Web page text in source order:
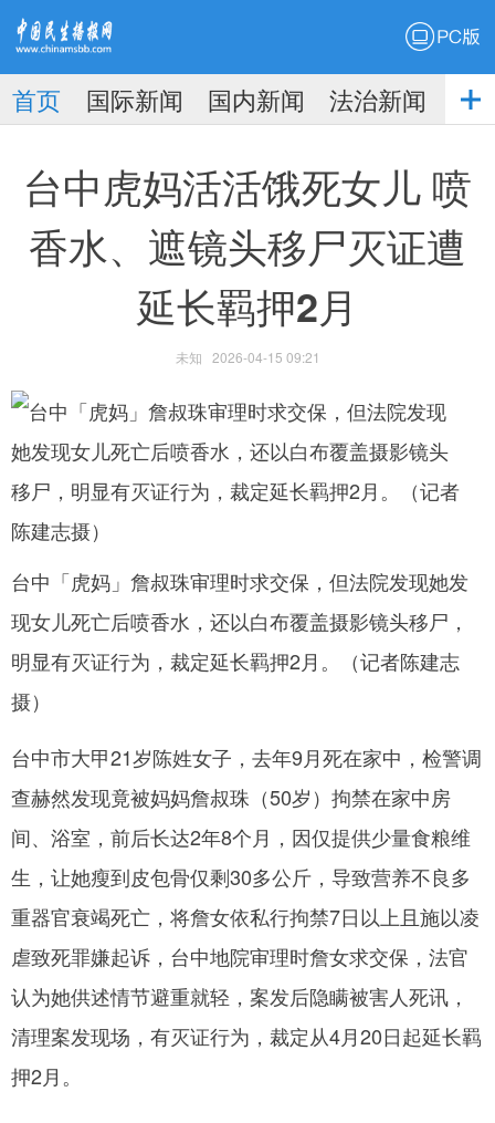
播
网
首页 国际新闻 国内新闻 法治新闻
社
台中虎妈活活饿死女儿 喷
香水、遮镜头移尸灭证遭
延长羁押2月
未知 2026-04-15 09:21
台中「虎妈」詹叔珠审理时求交保，但法院发现她发
现女儿死亡后喷香水，还以白布覆盖摄影镜头移尸，
明显有灭证行为，裁定延长羁押2月。（记者陈建志
摄）
台中市大甲21岁陈姓女子，去年9月死在家中，检警调
查赫然发现竟被妈妈詹叔珠（50岁）拘禁在家中房
间、浴室，前后长达2年8个月，因仅提供少量食粮维
生，让她瘦到皮包骨仅剩30多公斤，导致营养不良多
重器官衰竭死亡，将詹女依私行拘禁7日以上且施以凌
虐致死罪嫌起诉，台中地院审理时詹女求交保，法官
认为她供述情节避重就轻，案发后隐瞒被害人死讯，
清理案发现场，有灭证行为，裁定从4月20日起延长羁
押2月。